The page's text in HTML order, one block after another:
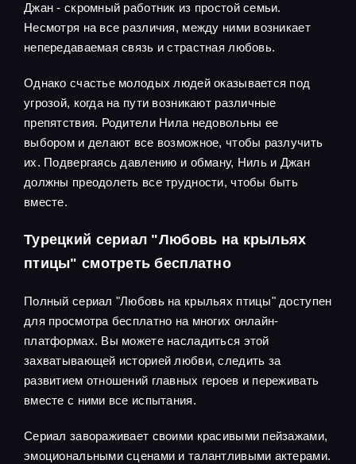
Джан - скромный работник из простой семьи.
Несмотря на все различия, между ними возникает
непередаваемая связь и страстная любовь.
Однако счастье молодых людей оказывается под
угрозой, когда на пути возникают различные
препятствия. Родители Нила недовольны ее
выбором и делают все возможное, чтобы разлучить
их. Подвергаясь давлению и обману, Ниль и Джан
должны преодолеть все трудности, чтобы быть
вместе.
Турецкий сериал "Любовь на крыльях
птицы" смотреть бесплатно
Полный сериал "Любовь на крыльях птицы" доступен
для просмотра бесплатно на многих онлайн-
платформах. Вы можете насладиться этой
захватывающей историей любви, следить за
развитием отношений главных героев и переживать
вместе с ними все испытания.
Сериал завораживает своими красивыми пейзажами,
эмоциональными сценами и талантливыми актерами.